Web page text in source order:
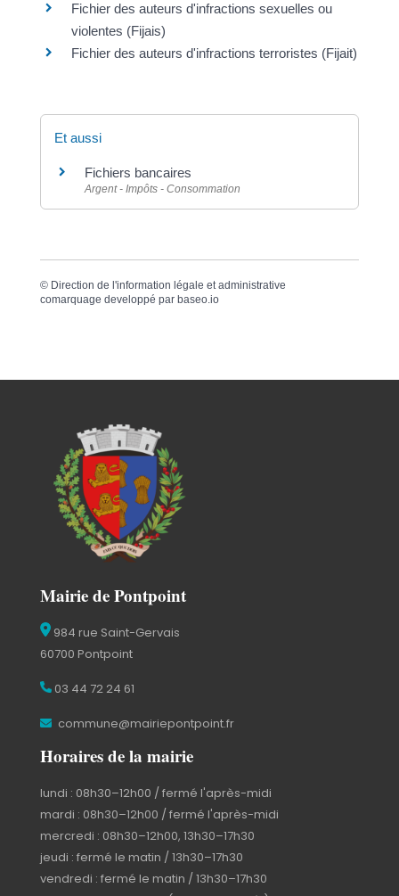
Fichier des auteurs d'infractions sexuelles ou
violentes (Fijais)
Fichier des auteurs d'infractions terroristes (Fijait)
Et aussi
Fichiers bancaires
Argent - Impôts - Consommation
© Direction de l'information légale et administrative
comarquage developpé par baseo.io
Mairie de Pontpoint
984 rue Saint-Gervais
60700 Pontpoint
03 44 72 24 61
commune@mairiepontpoint.fr
Horaires de la mairie
lundi : 08h30–12h00 / fermé l'après-midi
mardi : 08h30–12h00 / fermé l'après-midi
mercredi : 08h30–12h00, 13h30–17h30
jeudi : fermé le matin / 13h30–17h30
vendredi : fermé le matin / 13h30–17h30